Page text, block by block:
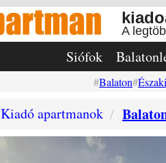
A
Siófok
Balaton
Kiadó apartmanok